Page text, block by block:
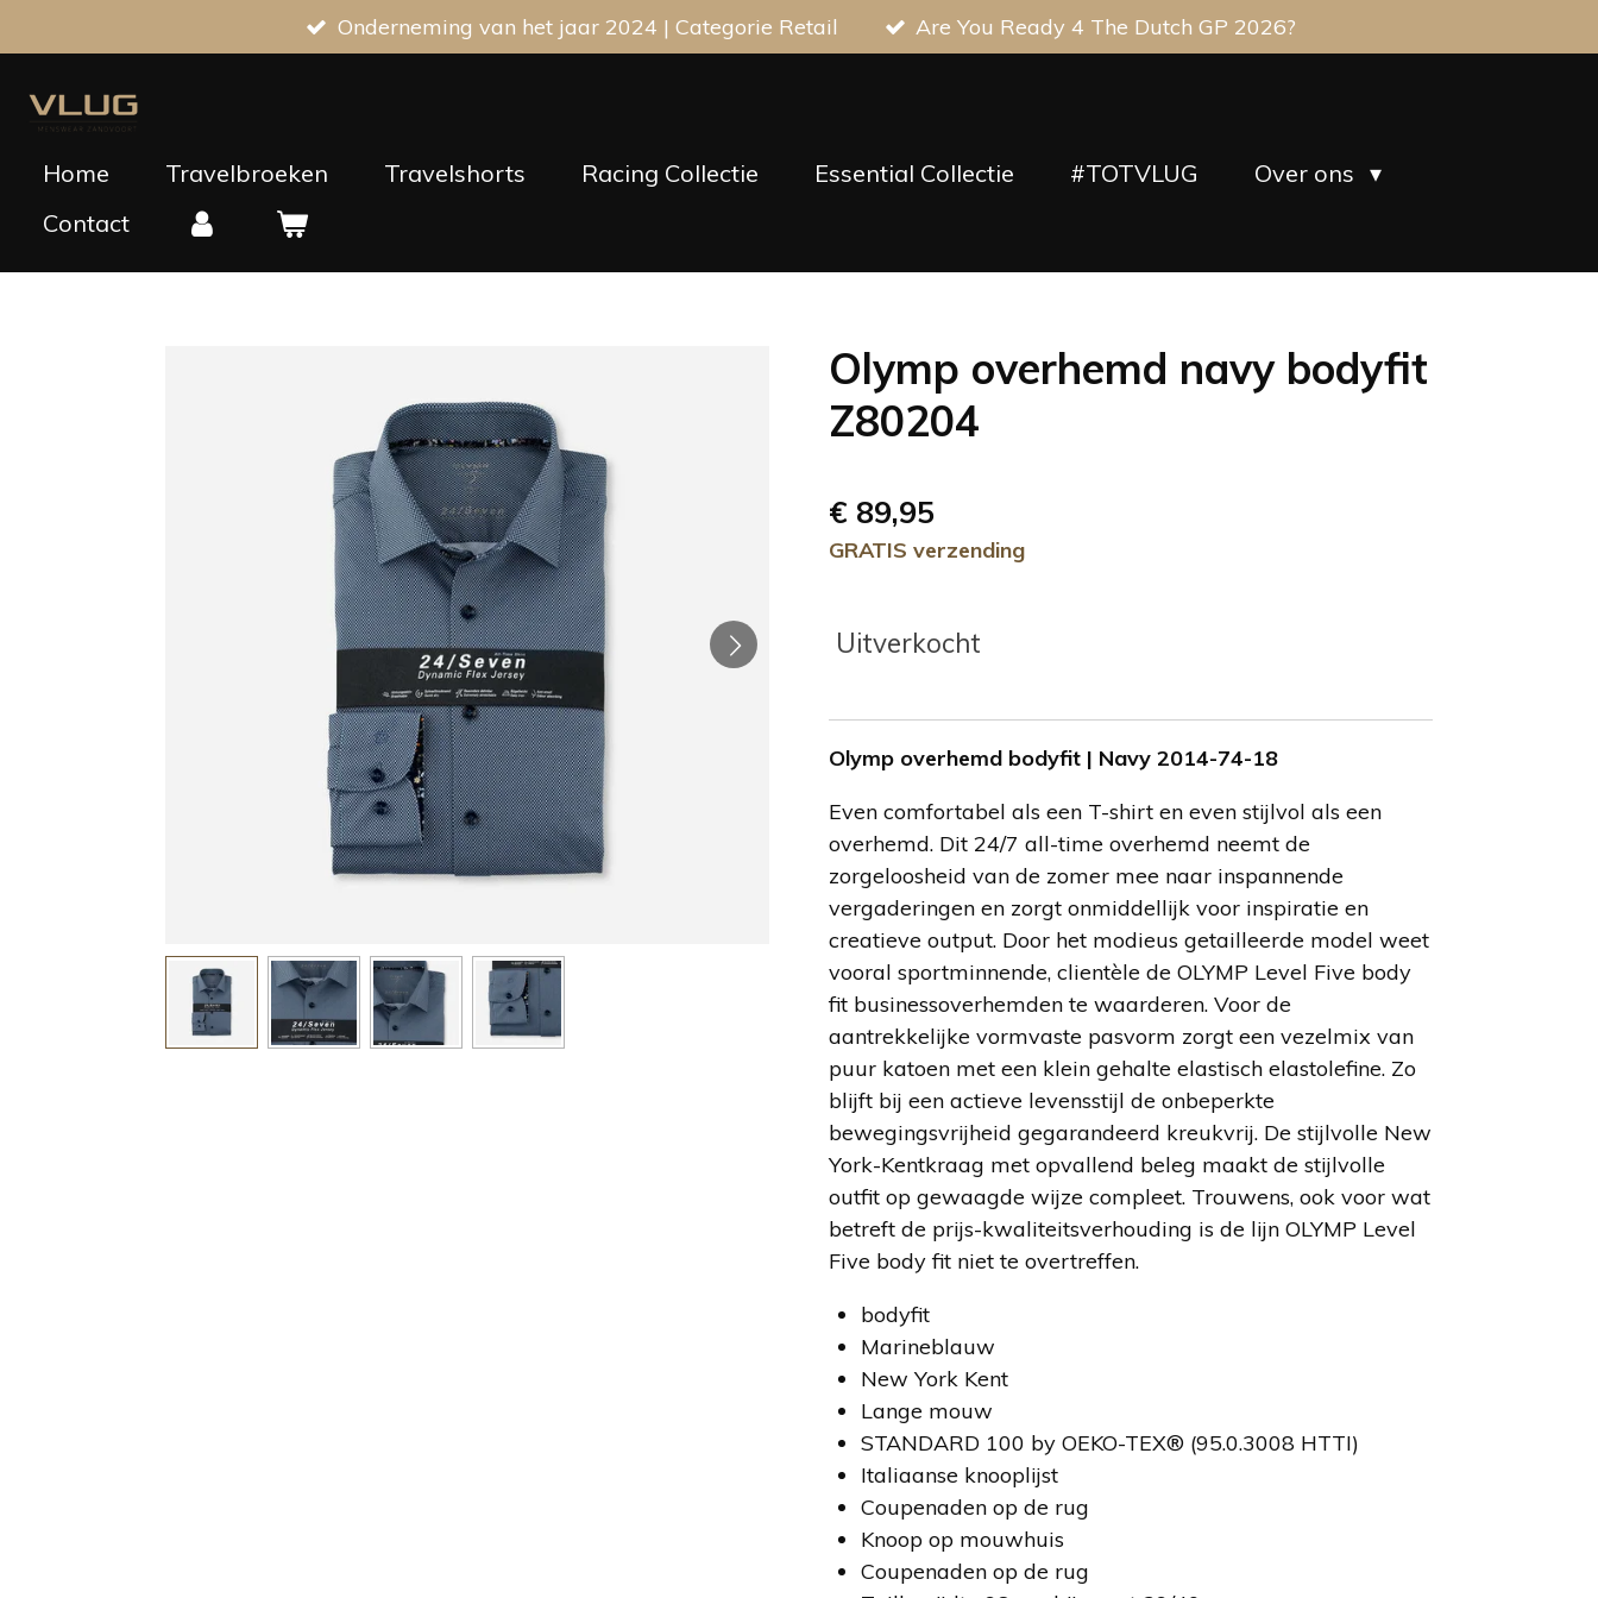
direct
naar
Onderneming van het jaar 2024 | Categorie Retail Are You Ready 4 The Dutch GP 2026?
Home Travelbroeken Travelshorts Racing Collectie Essential Collectie #TOTVLUG
Over ons
Contact
Olymp overhemd navy bodyfit
Z80204
€ 89,95
GRATIS verzending
Uitverkocht
Olymp overhemd bodyfit | Navy 2014-74-18
Even comfortabel als een T-shirt en even stijlvol als een
overhemd. Dit 24/7 all-time overhemd neemt de
zorgeloosheid van de zomer mee naar inspannende
vergaderingen en zorgt onmiddellijk voor inspiratie en
creatieve output. Door het modieus getailleerde model weet
vooral sportminnende, clientèle de OLYMP Level Five body
fit businessoverhemden te waarderen. Voor de
aantrekkelijke vormvaste pasvorm zorgt een vezelmix van
puur katoen met een klein gehalte elastisch elastolefine. Zo
blijft bij een actieve levensstijl de onbeperkte
bewegingsvrijheid gegarandeerd kreukvrij. De stijlvolle New
York-Kentkraag met opvallend beleg maakt de stijlvolle
outfit op gewaagde wijze compleet. Trouwens, ook voor wat
betreft de prijs-kwaliteitsverhouding is de lijn OLYMP Level
Five body fit niet te overtreffen.
bodyfit
Marineblauw
New York Kent
Lange mouw
STANDARD 100 by OEKO-TEX® (95.0.3008 HTTI)
Italiaanse knooplijst
Coupenaden op de rug
Knoop op mouwhuis
Coupenaden op de rug